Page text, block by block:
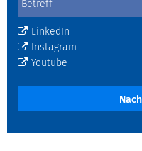
LinkedIn
Instagram
Youtube